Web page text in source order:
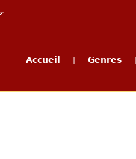
Accueil Genres